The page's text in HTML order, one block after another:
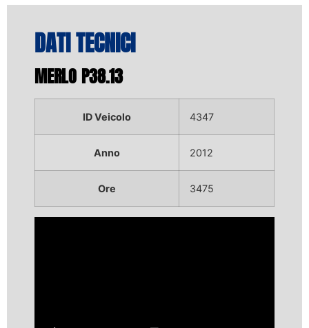
DATI TECNICI
MERLO P38.13
ID Veicolo 4347
Anno 2012
Ore 3475